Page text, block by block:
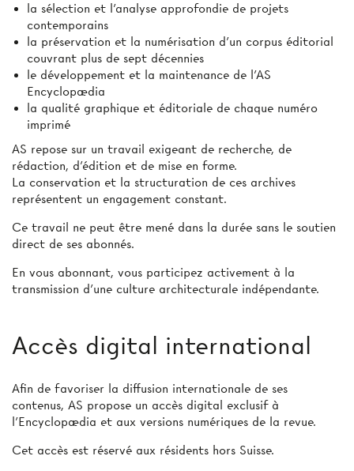
la sélection et l’analyse approfondie de projets
contemporains
la préservation et la numérisation d’un corpus éditorial
couvrant plus de sept décennies
le développement et la maintenance de l’AS
Encyclopædia
la qualité graphique et éditoriale de chaque numéro
imprimé
AS repose sur un travail exigeant de recherche, de
rédaction, d’édition et de mise en forme.
La conservation et la structuration de ces archives
représentent un engagement constant.
Ce travail ne peut être mené dans la durée sans le soutien
direct de ses abonnés.
En vous abonnant, vous participez activement à la
transmission d’une culture architecturale indépendante.
Accès digital international
Afin de favoriser la diffusion internationale de ses
contenus, AS propose un accès digital exclusif à
l’Encyclopædia et aux versions numériques de la revue.
Cet accès est réservé aux résidents hors Suisse.